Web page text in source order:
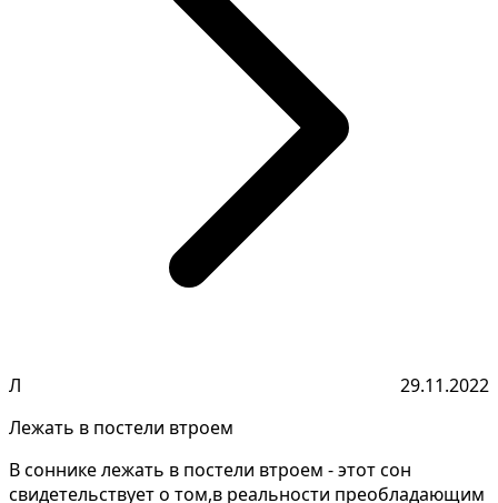
Л
29.11.2022
Лежать в постели втроем
В соннике лежать в постели втроем - этот сон
свидетельствует о том,в реальности преобладающим